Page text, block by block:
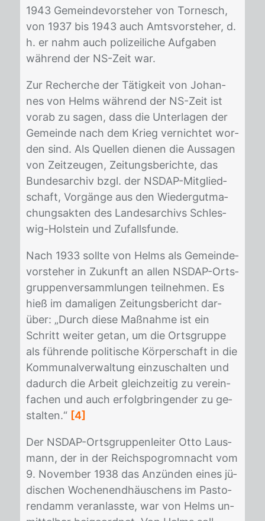
1943 Ge­mein­de­vor­ste­her von Tor­nesch,
von 1937 bis 1943 auch Amts­vor­ste­her, d.
h. er nahm auch po­li­zei­li­che Auf­ga­ben
wäh­rend der NS-Zeit war.
Zur Re­cher­che der Tä­tig­keit von Jo­han­
nes von Helms wäh­rend der NS-Zeit ist
vor­ab zu sa­gen, dass die Un­ter­la­gen der
Ge­mein­de nach dem Krieg ver­nich­tet wor­
den sind. Als Quel­len die­nen die Aus­sa­gen
von Zeit­zeu­gen, Zei­tungs­be­rich­te, das
Bun­des­ar­chiv bzgl. der NS­DAP-Mit­glied­
schaft, Vor­gän­ge aus den Wie­der­gut­ma­
chungs­ak­ten des Lan­des­ar­chivs Schles­
wig-Hol­stein und Zu­falls­fun­de.
Nach 1933 soll­te von Helms als Ge­mein­de­
vor­ste­her in Zu­kunft an al­len NS­DAP-Orts­
grup­pen­ver­samm­lun­gen teil­neh­men. Es
hieß im da­ma­li­gen Zei­tungs­be­richt dar­
über: „Durch die­se Maß­nah­me ist ein
Schritt wei­ter ge­tan, um die Orts­grup­pe
als füh­ren­de po­li­ti­sche Kör­per­schaft in die
Kom­mu­nal­ver­wal­tung ein­zu­schal­ten und
da­durch die Ar­beit gleich­zei­tig zu ver­ein­
fa­chen und auch er­folg­brin­gen­der zu ge­
stal­ten.“ [4]
Der NS­DAP-Orts­grup­pen­lei­ter Otto Laus­
mann, der in der Reichs­po­grom­nacht vom
9. No­vem­ber 1938 das An­zün­den ei­nes jü­
di­schen Wo­chen­end­häus­chens im Pas­to­
ren­damm ver­an­lass­te, war von Helms un­